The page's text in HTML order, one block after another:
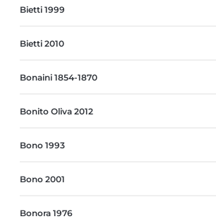
Bietti 1999
Bietti 2010
Bonaini 1854-1870
Bonito Oliva 2012
Bono 1993
Bono 2001
Bonora 1976